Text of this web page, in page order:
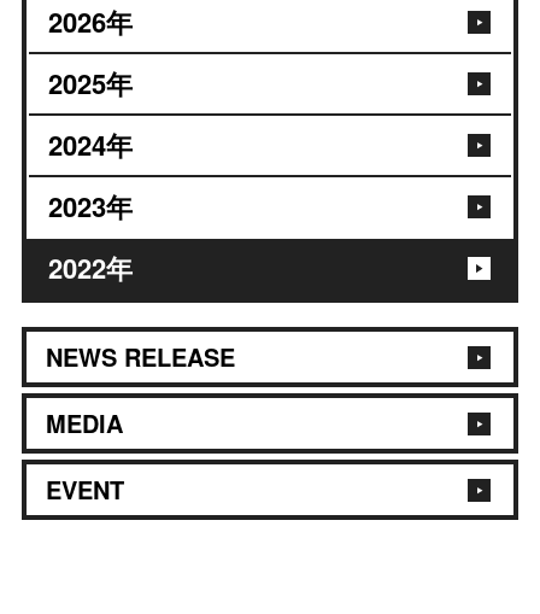
2026年
2025年
2024年
2023年
2022年
NEWS RELEASE
MEDIA
EVENT